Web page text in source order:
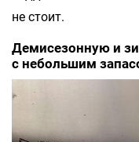
не стоит.
Демисезонную и
с небольшим